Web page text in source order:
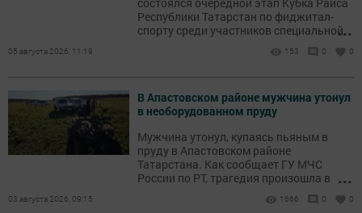
состоялся очередной этап Кубка Раиса
Республики Татарстан по фиджитал-
спорту среди участников специальной
военной операции. Соревнования
проходили в дисциплине,
...
05 августа 2026, 11:19 153 0 0
В Апастовском районе мужчина утонул
в необорудованном пруду
Мужчина утонул, купаясь пьяным в
пруду в Апастовском районе
Татарстана. Как сообщает ГУ МЧС
России по РТ, трагедия произошла в ...
03 августа 2026, 09:15 1666 0 0